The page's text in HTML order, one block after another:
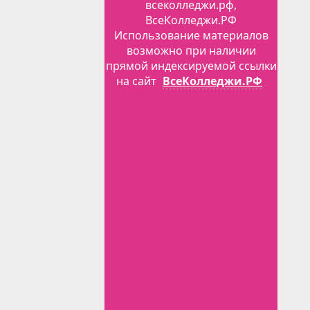
всеколледжи.рф,
ВсеКолледжи.РФ
Использование материалов
возможно при наличии
прямой индексируемой ссылки
на сайт ВсеКолледжи.РФ